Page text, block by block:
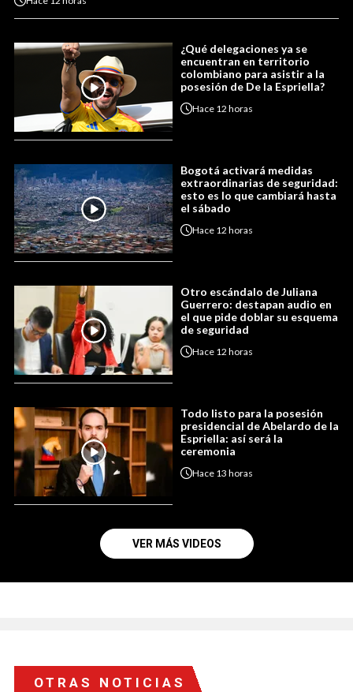
¿Qué delegaciones ya se
encuentran en territorio
colombiano para asistir a la
posesión de De la Espriella?
Hace 12 horas
Bogotá activará medidas
extraordinarias de seguridad:
esto es lo que cambiará hasta
el sábado
Hace 12 horas
Otro escándalo de Juliana
Guerrero: destapan audio en
el que pide doblar su esquema
de seguridad
Hace 12 horas
Todo listo para la posesión
presidencial de Abelardo de la
Espriella: así será la
ceremonia
Hace 13 horas
VER MÁS VIDEOS
OTRAS NOTICIAS